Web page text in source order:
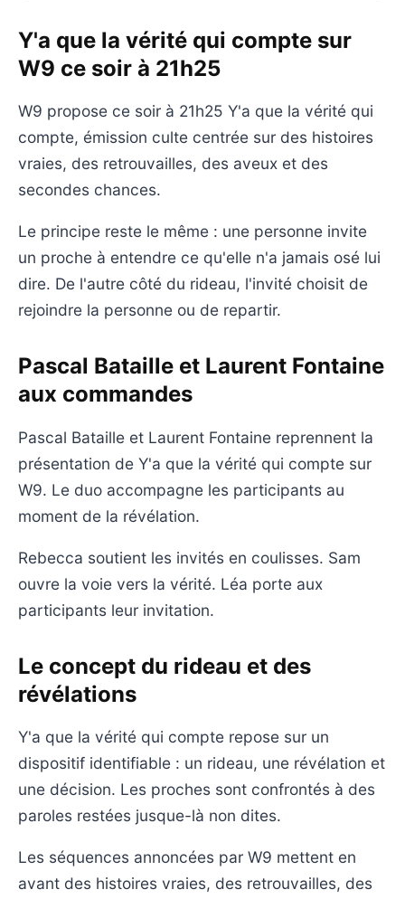
Y'a que la vérité qui compte sur
W9 ce soir à 21h25
W9 propose ce soir à 21h25 Y'a que la vérité qui
compte, émission culte centrée sur des histoires
vraies, des retrouvailles, des aveux et des
secondes chances.
Le principe reste le même : une personne invite
un proche à entendre ce qu'elle n'a jamais osé lui
dire. De l'autre côté du rideau, l'invité choisit de
rejoindre la personne ou de repartir.
Pascal Bataille et Laurent Fontaine
aux commandes
Pascal Bataille et Laurent Fontaine reprennent la
présentation de Y'a que la vérité qui compte sur
W9. Le duo accompagne les participants au
moment de la révélation.
Rebecca soutient les invités en coulisses. Sam
ouvre la voie vers la vérité. Léa porte aux
participants leur invitation.
Le concept du rideau et des
révélations
Y'a que la vérité qui compte repose sur un
dispositif identifiable : un rideau, une révélation et
une décision. Les proches sont confrontés à des
paroles restées jusque-là non dites.
Les séquences annoncées par W9 mettent en
avant des histoires vraies, des retrouvailles, des